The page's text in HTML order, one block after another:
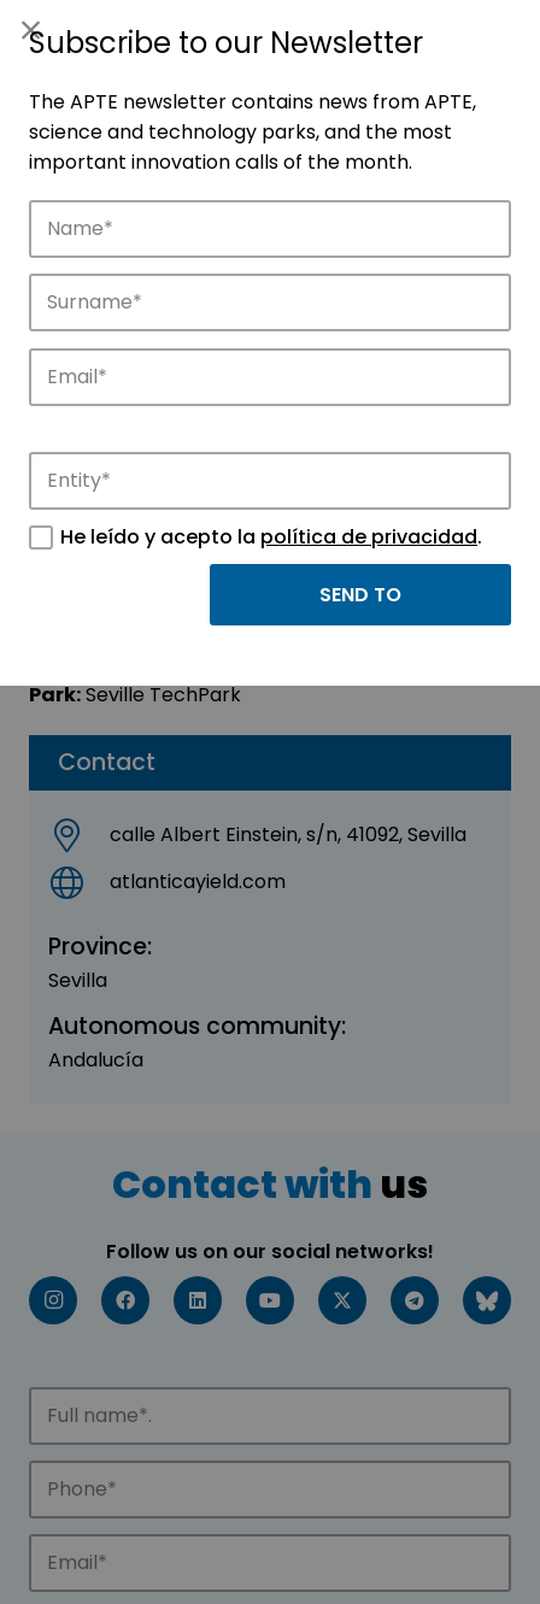
Companies
Discover the companies that drive
Contact
calle Albert Einstein, s/n, 41092, Sevilla
atlanticayield.com
Province:
Sevilla
Autonomous community:
Andalucía
Atlantica Yield
Park:Seville TechPark
Contact with us
Follow us on our social networks!
Subscribe to our Newsletter
The APTE newsletter contains news from APTE,
science and technology parks, and the most
important innovation calls of the month.
He leído y acepto la política de privacidad.